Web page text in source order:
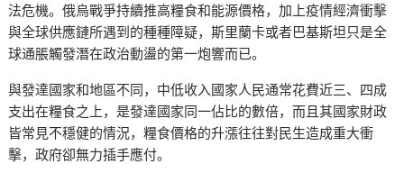
法危機。俄烏戰爭持續推高糧食和能源價格，加上疫情經濟衝擊
與全球供應鏈所遇到的種種障疑，斯里蘭卡或者巴基斯坦只是全
球通脹觸發潛在政治動盪的第一炮響而已。
與發達國家和地區不同，中低收入國家人民通常花費近三、四成
支出在糧食之上，是發達國家同一佔比的數倍，而且其國家財政
皆常見不穩健的情況，糧食價格的升漲往往對民生造成重大衝
擊，政府卻無力插手應付。